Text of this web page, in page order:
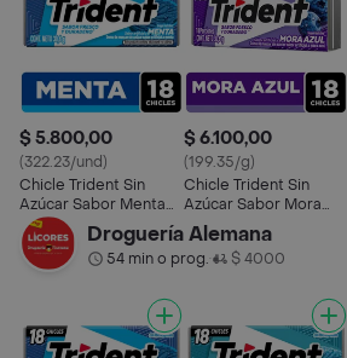
$ 5.800,00
(322.23/und)
Chicle Trident Sin
Azúcar Sabor Menta
18 Und
$ 6.100,00
(199.35/g)
Chicle Trident Sin
Azúcar Sabor Mora
Azul 18 Und
Droguería Alemana
54 min o prog.• $ 4000